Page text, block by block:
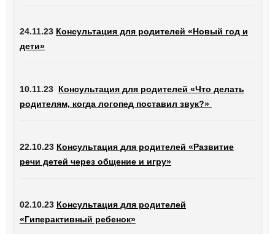
24.11.23 Консультация для родителей «Новый год и
дети»
10.11.23 Консультация для родителей «Что делать
родителям, когда логопед поставил звук?»
22.10.23 Консультация для родителей «Развитие
речи детей через общение и игру»
02.10.23 Консультация для родителей
«Гиперактивный ребенок»